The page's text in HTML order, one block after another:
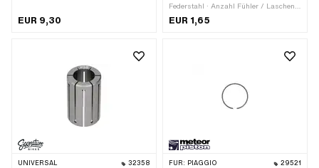
Nadellagerkranz · Ø aussen: 13 mm ·
Breite: 14.5 mm · Ø innen: 10 mm
EUR 9,30
Federstahl · Anzahl Fühler / Laschen:
2 Stk. · Ø aussen: 8 mm
EUR 1,65
UNIVERSAL 32358 FÜR: PIAGGIO 29521